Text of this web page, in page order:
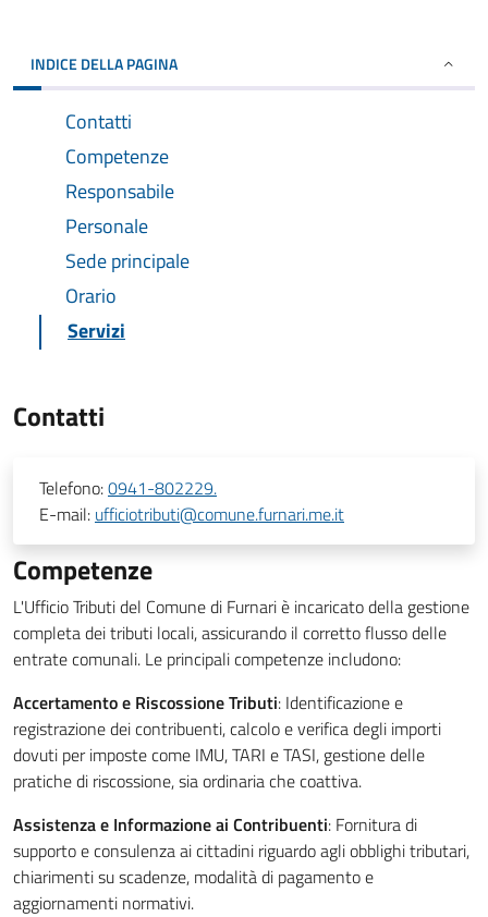
INDICE DELLA PAGINA
Contatti
Competenze
Responsabile
Personale
Sede principale
Orario
Servizi
Contatti
Telefono:0941-802229.
E-mail: ufficiotributi@comune.furnari.me.it
Competenze
L'Ufficio Tributi del Comune di Furnari è incaricato della gestione
completa dei tributi locali, assicurando il corretto flusso delle
entrate comunali. Le principali competenze includono:
Accertamento e Riscossione Tributi: Identificazione e
registrazione dei contribuenti, calcolo e verifica degli importi
dovuti per imposte come IMU, TARI e TASI, gestione delle
pratiche di riscossione, sia ordinaria che coattiva.
Assistenza e Informazione ai Contribuenti: Fornitura di
supporto e consulenza ai cittadini riguardo agli obblighi tributari,
chiarimenti su scadenze, modalità di pagamento e
aggiornamenti normativi.